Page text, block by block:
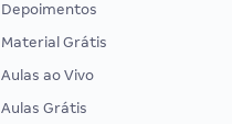
Depoimentos
Material Grátis
Aulas ao Vivo
Aulas Grátis